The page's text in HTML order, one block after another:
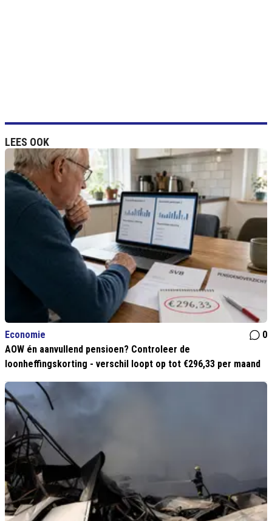
LEES OOK
Economie
0
AOW én aanvullend pensioen? Controleer de
loonheffingskorting - verschil loopt op tot €296,33 per maand